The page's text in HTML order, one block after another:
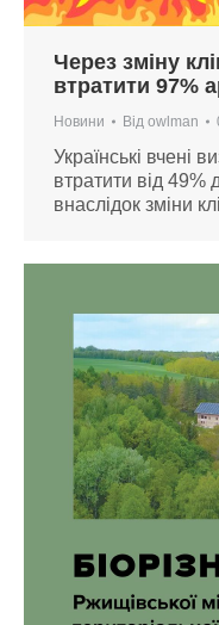
Через зміну
втратити 97%
Новини Від owlman
Українські вчені
втратити від 49%
внаслідок зміни